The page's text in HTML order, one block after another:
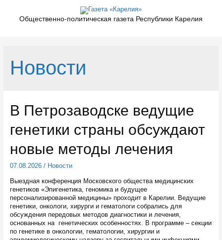
содержимомуОбщественно-политическая газета Республики Карелия
Новости
В Петрозаводске ведущие
генетики страны обсуждают
новые методы лечения
07.08.2026/ Новости
Выездная конференция Московского общества медицинских
генетиков «Эпигенетика, геномика и будущее
персонализированной медицины» проходит в Карелии. Ведущие
генетики, онкологи, хирурги и гематологи собрались для
обсуждения передовых методов диагностики и лечения,
основанных на генетических особенностях. В программе – секции
по генетике в онкологии, гематологии, хирургии и